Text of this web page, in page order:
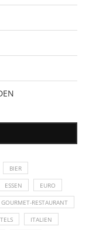
BIER
ESSEN EURO
GOURMET-RESTAURANT
ITALIEN